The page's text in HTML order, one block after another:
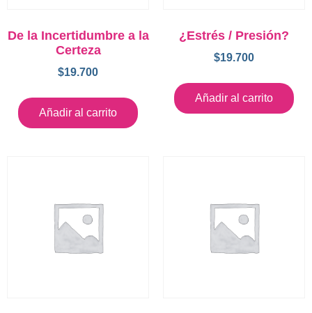
De la Incertidumbre a la
Certeza
$19.700
Añadir al carrito
¿Estrés / Presión?
$19.700
Añadir al carrito